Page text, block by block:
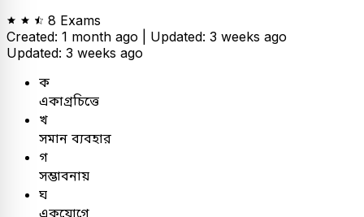
8 Exams
Created: 1 month ago | Updated: 3 weeks ago
Updated: 3 weeks ago
ক
একাগ্রচিত্তে
খ
সমান ব্যবহার
গ
সম্ভাবনায়
ঘ
একযোগে